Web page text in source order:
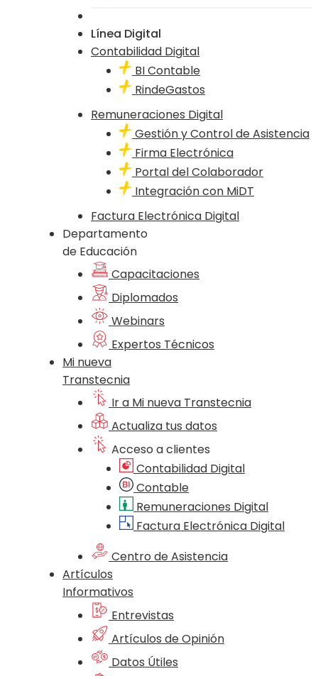
Línea Digital
Contabilidad Digital
BI Contable
RindeGastos
Remuneraciones Digital
Gestión y Control de Asistencia
Firma Electrónica
Portal del Colaborador
Integración con MiDT
Factura Electrónica Digital
Departamento
de Educación
Capacitaciones
Diplomados
Webinars
Expertos Técnicos
Mi nueva
Transtecnia
Ir a Mi nueva Transtecnia
Actualiza tus datos
Acceso a clientes
Contabilidad Digital
Contable
Remuneraciones Digital
Factura Electrónica Digital
Centro de Asistencia
Artículos
Informativos
Entrevistas
Artículos de Opinión
Datos Útiles